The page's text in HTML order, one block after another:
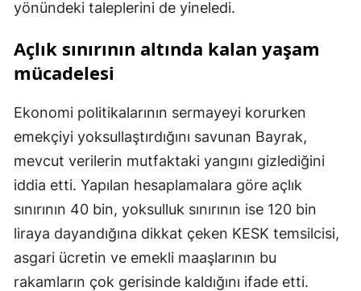
yönündeki taleplerini de yineledi.
Açlık sınırının altında kalan yaşam
mücadelesi
Ekonomi politikalarının sermayeyi korurken
emekçiyi yoksullaştırdığını savunan Bayrak,
mevcut verilerin mutfaktaki yangını gizlediğini
iddia etti. Yapılan hesaplamalara göre açlık
sınırının 40 bin, yoksulluk sınırının ise 120 bin
liraya dayandığına dikkat çeken KESK temsilcisi,
asgari ücretin ve emekli maaşlarının bu
rakamların çok gerisinde kaldığını ifade etti.